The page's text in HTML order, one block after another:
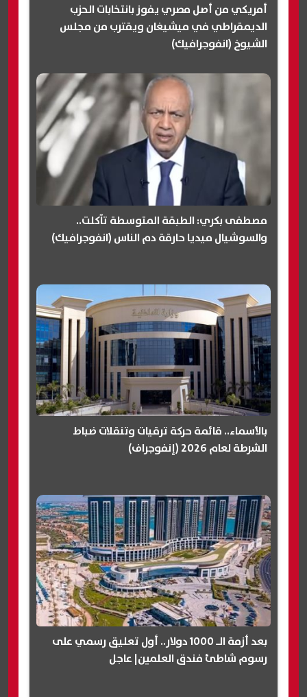
أمريكي من أصل مصري يفوز بانتخابات الحزب
الديمقراطي في ميشيغان ويقترب من مجلس
الشيوخ (انفوجرافيك)
مصطفى بكري: الطبقة المتوسطة تآكلت..
والسوشيال ميديا حارقة دم الناس (انفوجرافيك)
بالأسماء.. قائمة حركة ترقيات وتنقلات ضباط
الشرطة لعام 2026 (إنفوجراف)
بعد أزمة الـ 1000 دولار.. أول تعليق رسمي على
رسوم شاطئ فندق العلمين| عاجل